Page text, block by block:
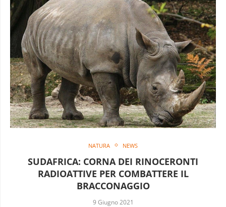
NATURA NEWS
SUDAFRICA: CORNA DEI RINOCERONTI
RADIOATTIVE PER COMBATTERE IL
BRACCONAGGIO
9 Giugno 2021